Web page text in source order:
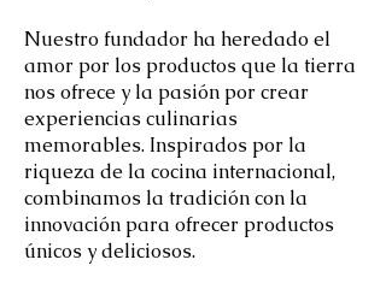
Nuestro fundador ha heredado el
amor por los productos que la tierra
nos ofrece y la pasión por crear
experiencias culinarias
memorables. Inspirados por la
riqueza de la cocina internacional,
combinamos la tradición con la
innovación para ofrecer productos
únicos y deliciosos.